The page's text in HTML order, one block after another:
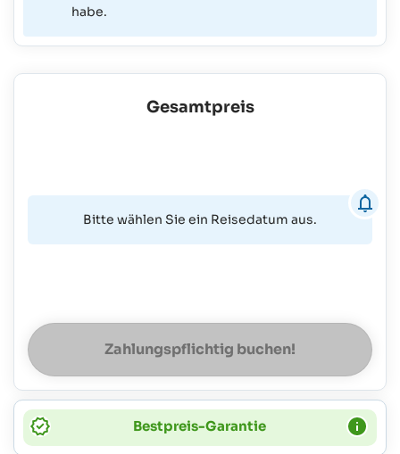
habe.
Gesamtpreis
Bitte wählen Sie ein Reisedatum aus.
Zahlungspflichtig buchen!
Bestpreis-Garantie